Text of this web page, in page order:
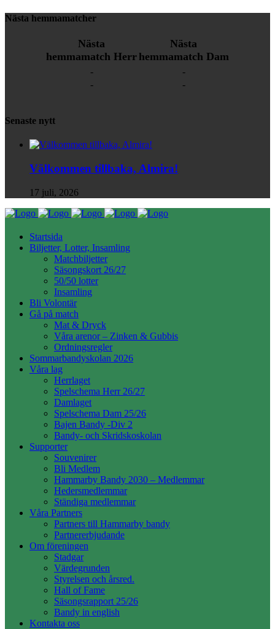
Nästa hemmamatcher
Nästa
hemmamatch Herr
-
-
Nästa
hemmamatch Dam
-
-
Senaste nytt
Välkommen tillbaka, Almira!
17 juli, 2026
Startsida
Biljetter, Lotter, Insamling
Matchbiljetter
Säsongskort 26/27
50/50 lotter
Insamling
Bli Volontär
Gå på match
Mat & Dryck
Våra arenor – Zinken & Gubbis
Ordningsregler
Sommarbandyskolan 2026
Våra lag
Herrlaget
Spelschema Herr 26/27
Damlaget
Spelschema Dam 25/26
Bajen Bandy -Div 2
Bandy- och Skridskoskolan
Supporter
Souvenirer
Bli Medlem
Hammarby Bandy 2030 – Medlemmar
Hedersmedlemmar
Ständiga medlemmar
Våra Partners
Partners till Hammarby bandy
Partnererbjudande
Om föreningen
Stadgar
Värdegrunden
Styrelsen och årsred.
Hall of Fame
Säsongsrapport 25/26
Bandy in english
Kontakta oss